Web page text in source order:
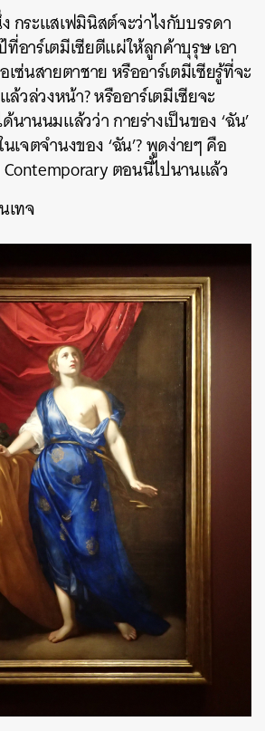
กระแสเฟมินิสต์จะว่าไงกับบรรดา
อาร์เตมีเซียตีแผ่ให้ลูกค้าบุรุษ เอา
ซ่นสายตาชาย หรืออาร์เตมีเซียรู้ที่จะ
ล้วล่วงหน้า? หรืออาร์เตมีเซียจะ
านนมแล้วว่า กายร่างเป็นของ ‘ฉัน’
เจตจำนงของ ‘ฉัน’? พูดง่ายๆ คือ
ตอนนี้ไปนานแล้ว
เทจ